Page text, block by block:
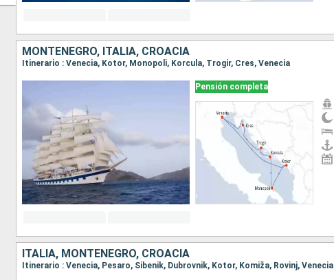
MONTENEGRO, ITALIA, CROACIA
Itinerario : Venecia, Kotor, Monopoli, Korcula, Trogir, Cres, Venecia
Pensión completa
ITALIA, MONTENEGRO, CROACIA
Itinerario : Venecia, Pesaro, Sibenik, Dubrovnik, Kotor, Komiža, Rovinj, Venecia